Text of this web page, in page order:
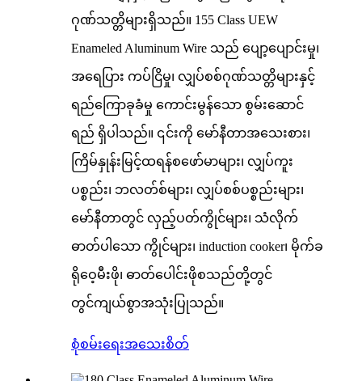
ဂုဏ်သတ္တိများရှိသည်။ 155 Class UEW
Enameled Aluminum Wire သည် ပျော့ပျောင်းမှု၊
အရေပြား ကပ်ငြိမှု၊ လျှပ်စစ်ဂုဏ်သတ္တိများနှင့်
ရည်ကြောခုခံမှု ကောင်းမွန်သော စွမ်းဆောင်
ရည် ရှိပါသည်။ ၎င်းကို မော်နီတာအသေးစား၊
ကြိမ်နှုန်းမြင့်ထရန်စဖော်မာများ၊ လျှပ်ကူး
ပစ္စည်း၊ ဘလတ်စ်များ၊ လျှပ်စစ်ပစ္စည်းများ၊
မော်နီတာတွင် လှည့်ပတ်ကွိုင်များ၊ သံလိုက်
ဓာတ်ပါသော ကွိုင်များ၊ induction cooker၊ မိုက်ခ
ရိုဝေ့မီးဖို၊ ဓာတ်ပေါင်းဖိုစသည်တို့တွင်
တွင်ကျယ်စွာအသုံးပြုသည်။
စုံစမ်းရေးအသေးစိတ်